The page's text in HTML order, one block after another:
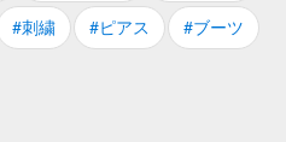
#刺繍 #ピアス #ブーツ